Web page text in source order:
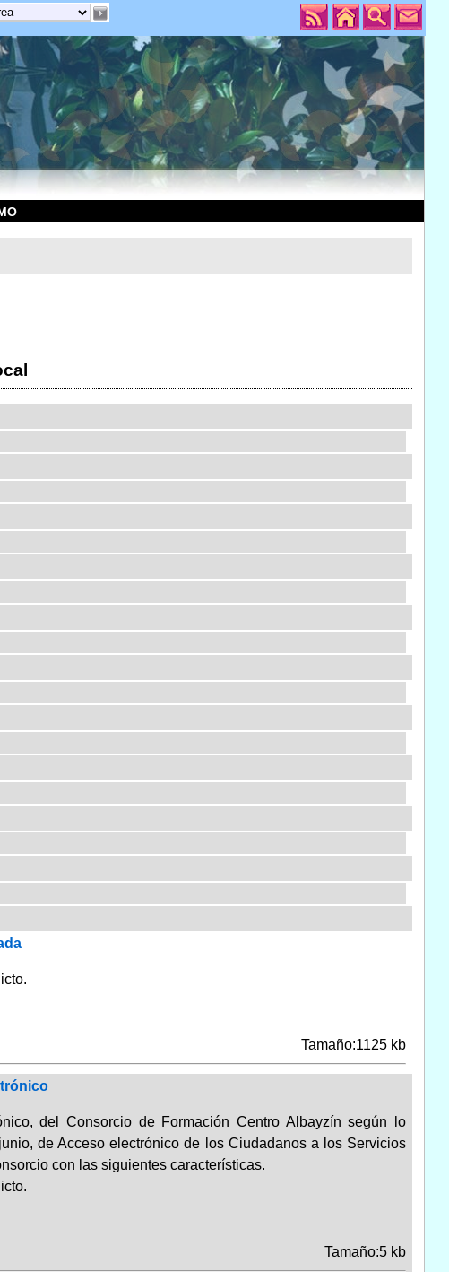
Tamaño:1125 kb
del Consorcio de Formación Centro Albayzín según lo
de Acceso electrónico de los Ciudadanos a los Servicios
con las siguientes características.
Tamaño:5 kb